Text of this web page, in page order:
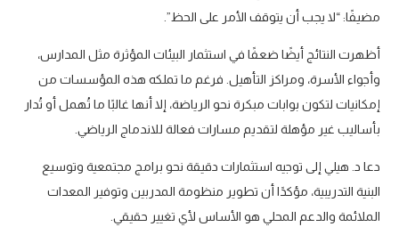
مضيفًا: “لا يجب أن يتوقف الأمر على الحظ”.
أظهرت النتائج أيضًا ضعفًا في استثمار البيئات المؤثرة مثل المدارس،
وأجواء الأسرة، ومراكز التأهيل. فرغم ما تملكه هذه المؤسسات من
إمكانيات لتكون بوابات مبكرة نحو الرياضة، إلا أنها غالبًا ما تُهمل أو تُدار
بأساليب غير مؤهلة لتقديم مسارات فعالة للاندماج الرياضي.
دعا د. هيلي إلى توجيه استثمارات دقيقة نحو برامج مجتمعية وتوسيع
البنية التدريبية، مؤكدًا أن تطوير منظومة المدربين وتوفير المعدات
الملائمة والدعم المحلي هو الأساس لأي تغيير حقيقي.